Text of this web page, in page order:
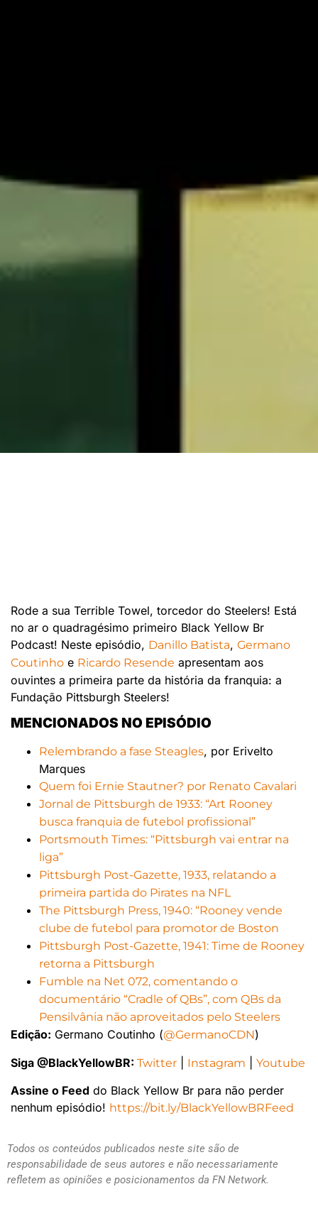
Rode a sua Terrible Towel, torcedor do Steelers! Está
no ar o quadragésimo primeiro Black Yellow Br
Podcast! Neste episódio, Danillo Batista, Germano
Coutinho e Ricardo Resende apresentam aos
ouvintes a primeira parte da história da franquia: a
Fundação Pittsburgh Steelers!
MENCIONADOS NO EPISÓDIO
Relembrando a fase Steagles, por Erivelto
Marques
Quem foi Ernie Stautner? por Renato Cavalari
Jornal de Pittsburgh de 1933: “Art Rooney
busca franquia de futebol profissional”
Portsmouth Times: “Pittsburgh vai entrar na
liga”
Pittsburgh Post-Gazette, 1933, relatando a
primeira partida do Pirates na NFL
The Pittsburgh Press, 1940: “Rooney vende
clube de futebol para promotor de Boston
Pittsburgh Post-Gazette, 1941: Time de Rooney
retorna a Pittsburgh
Fumble na Net 072, comentando o
documentário “Cradle of QBs”, com QBs da
Pensilvânia não aproveitados pelo Steelers
Edição: Germano Coutinho (@GermanoCDN)
Siga @BlackYellowBR: Twitter Instagram Youtube
Assine o Feed do Black Yellow Br para não perder
nenhum episódio! https://bit.ly/BlackYellowBRFeed
Todos os conteúdos publicados neste site são de
responsabilidade de seus autores e não necessariamente
refletem as opiniões e posicionamentos da FN Network.